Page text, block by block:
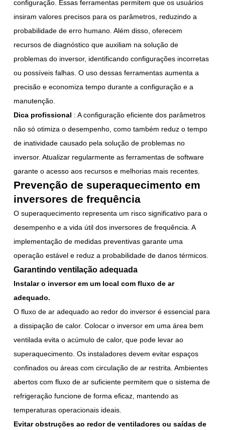
configuração. Essas ferramentas permitem que os usuários
insiram valores precisos para os parâmetros, reduzindo a
probabilidade de erro humano. Além disso, oferecem
recursos de diagnóstico que auxiliam na solução de
problemas do inversor, identificando configurações incorretas
ou possíveis falhas. O uso dessas ferramentas aumenta a
precisão e economiza tempo durante a configuração e a
manutenção.
Dica profissional : A configuração eficiente dos parâmetros
não só otimiza o desempenho, como também reduz o tempo
de inatividade causado pela solução de problemas no
inversor. Atualizar regularmente as ferramentas de software
garante o acesso aos recursos e melhorias mais recentes.
Prevenção de superaquecimento em
inversores de frequência
O superaquecimento representa um risco significativo para o
desempenho e a vida útil dos inversores de frequência. A
implementação de medidas preventivas garante uma
operação estável e reduz a probabilidade de danos térmicos.
Garantindo ventilação adequada
Instalar o inversor em um local com fluxo de ar
adequado.
O fluxo de ar adequado ao redor do inversor é essencial para
a dissipação de calor. Colocar o inversor em uma área bem
ventilada evita o acúmulo de calor, que pode levar ao
superaquecimento. Os instaladores devem evitar espaços
confinados ou áreas com circulação de ar restrita. Ambientes
abertos com fluxo de ar suficiente permitem que o sistema de
refrigeração funcione de forma eficaz, mantendo as
temperaturas operacionais ideais.
Evitar obstruções ao redor de ventiladores ou saídas de